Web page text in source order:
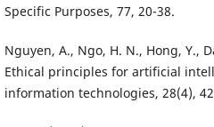
Specific Purposes, 77, 20-38.
Nguyen, A., Ngo, H. N., Hong, Y.,
Ethical principles for artificial
information technologies, 28(4),